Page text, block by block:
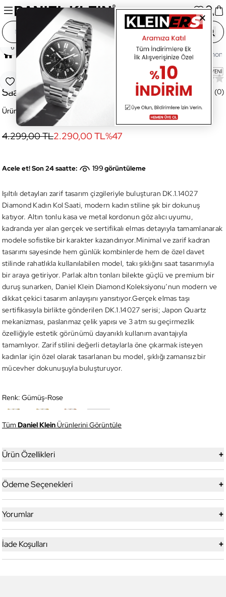
Ana Sayfa Saatler Kadın Saat DK.1.14136-6
Favoriye Ekle
Paylaş
DK.1.14136-6 Diamond Kadın Kol
Saati
Ürün Kodu:DK.1.14136-6
Değerlendirme (0)
4.299,00 TL2.290,00 TL%47
Acele et! Son 24 saatte: 199görüntüleme
Işıltılı detayları zarif tasarım çizgileriyle buluşturan DK.1.14027
Diamond Kadın Kol Saati, modern kadın stiline şık bir dokunuş
katıyor. Altın tonlu kasa ve metal kordonun göz alıcı uyumu,
kadranda yer alan gerçek ve sertifikalı elmas detayıyla tamamlanarak
modele sofistike bir karakter kazandırıyor.Minimal ve zarif kadran
tasarımı sayesinde hem günlük kombinlerde hem de özel davet
stilinde rahatlıkla kullanılabilen model, takı şıklığını saat tasarımıyla
bir araya getiriyor. Parlak altın tonları bilekte güçlü ve premium bir
duruş sunarken, Daniel Klein Diamond Koleksiyonu’nun modern ve
dikkat çekici tasarım anlayışını yansıtıyor.Gerçek elmas taşı
sertifikasıyla birlikte gönderilen DK.1.14027 serisi; Japon Quartz
mekanizması, paslanmaz çelik yapısı ve 3 atm su geçirmezlik
özelliğiyle estetik görünümü dayanıklı kullanım avantajıyla
tamamlıyor. Zarif stilini değerli detaylarla öne çıkarmak isteyen
kadınlar için özel olarak tasarlanan bu model, şıklığı zamansız bir
mücevher dokunuşuyla buluşturuyor.
Renk: Gümüş-Rose
TümDaniel KleinÜrünlerini Görüntüle
Ürün Özellikleri +
Ödeme Seçenekleri +
Yorumlar +
İade Koşulları +